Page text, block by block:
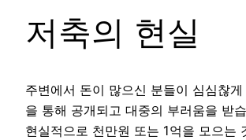
저축의 현실
주변에서 돈이 많으신 분들이 심심찮
을 통해 공개되고 대중의 부러움을 받
현실적으로 천만원 또는 1억을 모으는